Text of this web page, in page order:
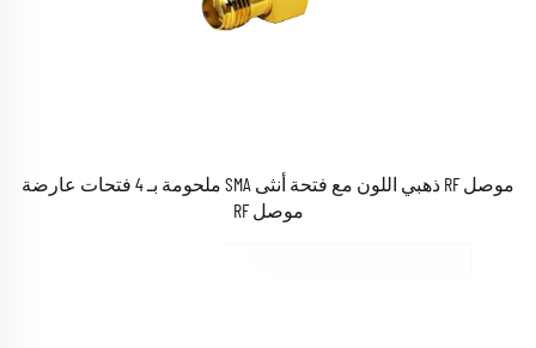
موصل RF ذهبي اللون مع فتحة أنثى SMA ملحومة بـ 4 فتحات عارضة
موصل RF